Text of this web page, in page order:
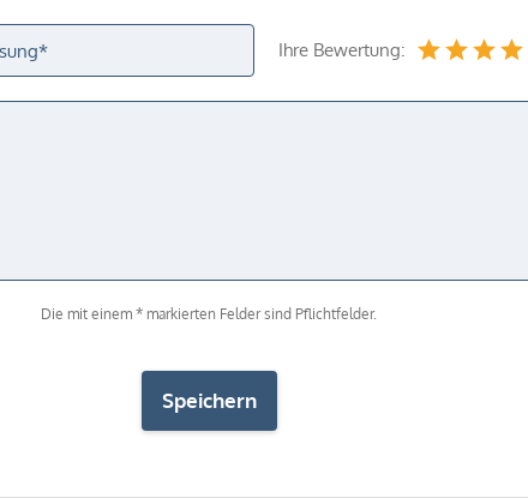
Ihre Bewertung:
Die mit einem * markierten Felder sind Pflichtfelder.
Speichern